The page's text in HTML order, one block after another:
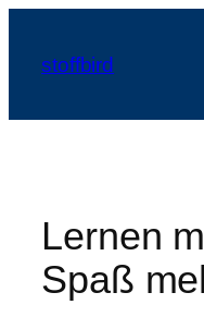
springen
stoffbird
Lernen
Spaß